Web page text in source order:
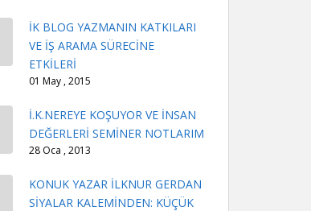
İK BLOG YAZMANIN KATKILARI
VE İŞ ARAMA SÜRECİNE
ETKİLERİ
01 May , 2015
İ.K.NEREYE KOŞUYOR VE İNSAN
DEĞERLERİ SEMİNER NOTLARIM
28 Oca , 2013
KONUK YAZAR İLKNUR GERDAN
SİYALAR KALEMİNDEN: KÜÇÜK